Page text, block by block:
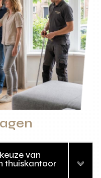
van
thuiskantoor